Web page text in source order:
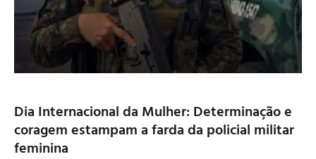
Dia Internacional da Mulher: Determinação e
coragem estampam a farda da policial militar
feminina